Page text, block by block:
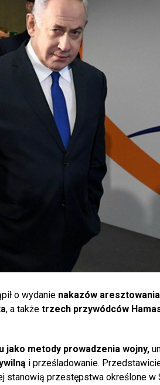
o wydanie nakazów aresztowania
, a także trzech przywódców
jako metody prowadzenia wojny,
i prześladowanie.
stanowią przestępstwa określone w